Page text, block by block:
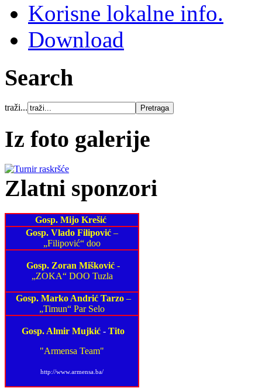
Korisne lokalne info.
Download
Search
traži...
Iz foto galerije
Zlatni sponzori
Gosp. Mijo Krešić
Gosp. Vlado Filipović –
„Filipović“ doo
Gosp. Zoran Mišković -
„ZOKA“ DOO Tuzla
Gosp. Marko Andrić Tarzo–
„Timun“ Par Selo
Gosp. Almir Mujkić - Tito
"Armensa Team"
http://www.armensa.ba/